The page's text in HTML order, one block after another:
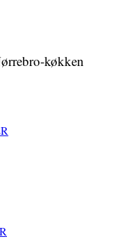
køkken